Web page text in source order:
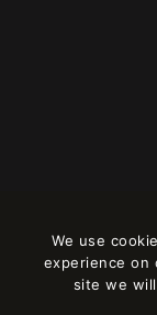
Este sitio está
clave de
We use
experience on
site we